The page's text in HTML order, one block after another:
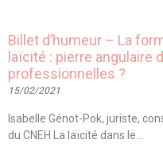
Billet d’humeur – La
laïcité : pierre angulaire
professionnelles ?
15/02/2021
Isabelle Génot-Pok, juriste,
du CNEH La laïcité dans le...